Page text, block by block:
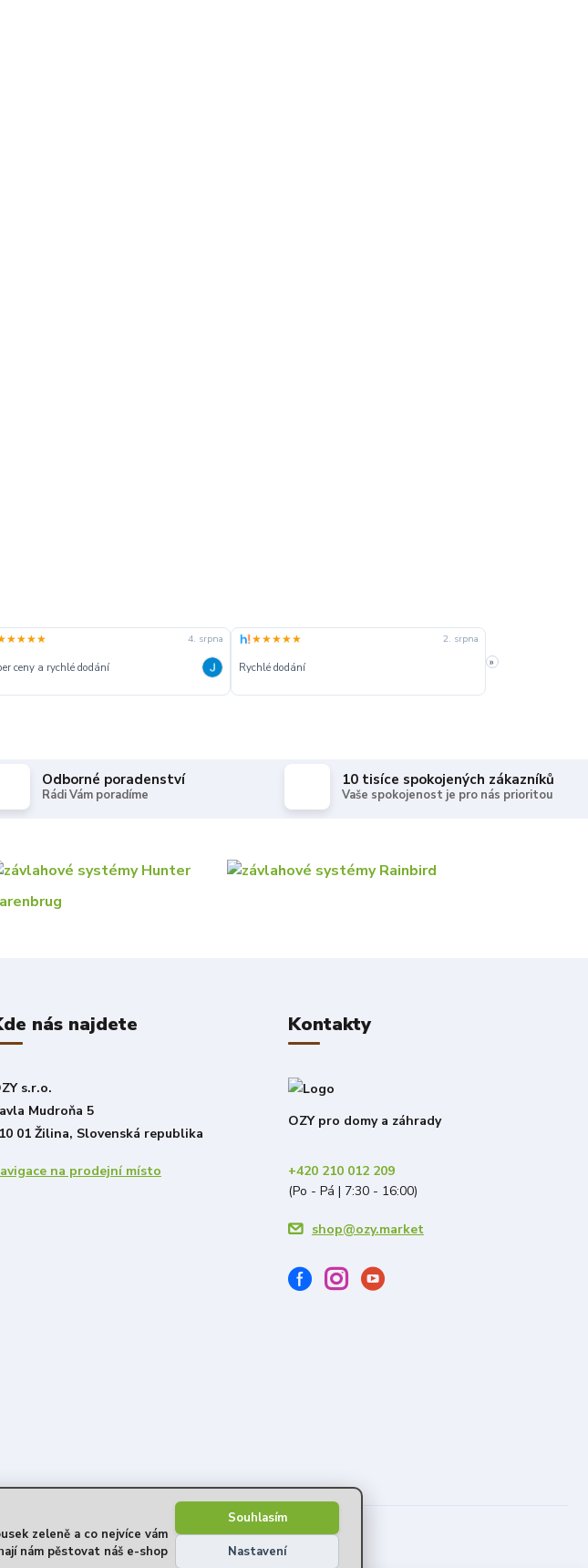
4. srpna
ceny a rychlé dodání
★★★★★ 2. srpna
Rychlé dodání
Rychle
»
Odborné poradenství
Rádi Vám poradíme
10 tisíce spokojených zákazníků
Vaše spokojenost je pro nás prioritou
nás najdete
s.r.o.
Mudroňa 5
01 Žilina, Slovenská republika
na prodejní místo
Kontakty
OZY pro domy a záhrady
+420 210 012 209
(Po - Pá | 7:30 - 16:00)
shop@ozy.market
zeleně a co nejvíce vám
nám pěstovat náš e-shop
Nastavení
Souhlasím